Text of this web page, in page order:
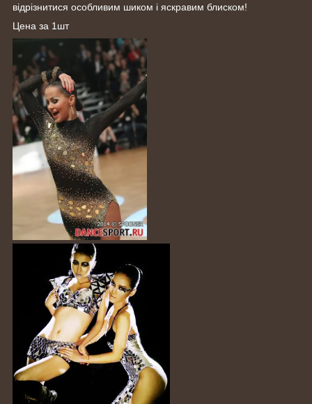
відрізнитися особливим шиком і яскравим блиском!
Цена за 1шт